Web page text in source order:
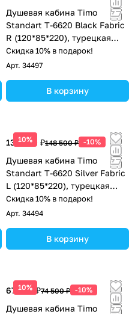
Душевая кабина Timo
Standart T-6620 Black Fabric
R (120*85*220), турецкая
баня хамам
Скидка 10% в подарок!
Арт. 34497
В корзину
10%
133 650 ₽148 500 ₽ -10%
Душевая кабина Timo
Standart T-6620 Silver Fabric
L (120*85*220), турецкая
баня хамам
Скидка 10% в подарок!
Арт. 34494
В корзину
10%
67 050 ₽74 500 ₽ -10%
Душевая кабина Timo